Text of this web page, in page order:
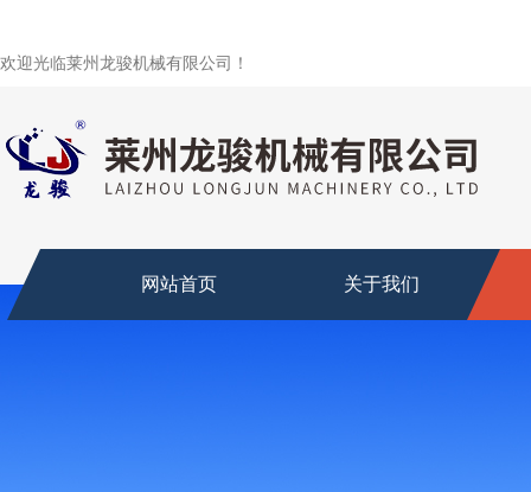
欢迎光临莱州龙骏机械有限公司！
网站首页 关于我们